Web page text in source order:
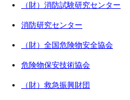
（財）消防試験研究センター
消防研究センター
（財）全国危険物安全協会
危険物保安技術協会
（財）救急振興財団